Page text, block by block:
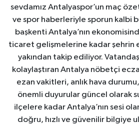
sevdamız Antalyaspor’un maç
ve spor haberleriyle sporun kalbi
başkenti Antalya’nın
ticaret gelişmelerine kadar şehrin
yakından takip ediliyor.
kolaylaştıran Antalya nöbetçi
ezan vakitleri, anlık hava
önemli duyurular güncel olarak
ilçelere kadar Antalya’nın sesi
doğru, hızlı ve güvenilir bilgiye